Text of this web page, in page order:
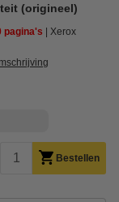
(origineel)
pagina's Xerox
Bestellen